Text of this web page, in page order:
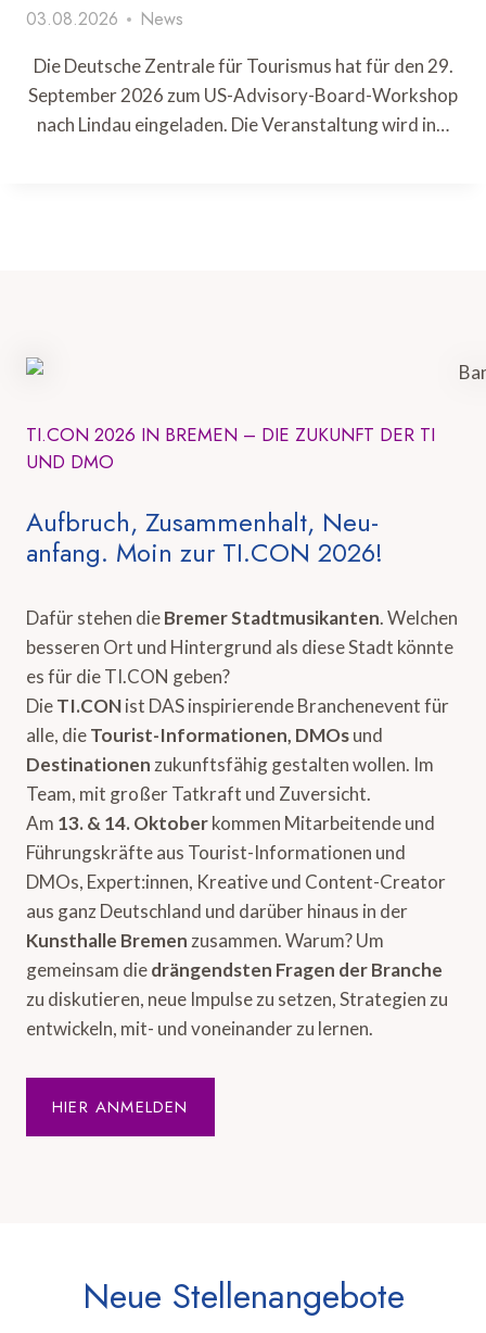
03.08.2026 News
Die Deutsche Zentrale für Tourismus hat für den 29.
September 2026 zum US-Advisory-Board-Workshop
nach Lindau eingeladen. Die Veranstaltung wird in…
TI.CON 2026 IN BREMEN – DIE ZUKUNFT DER TI
UND DMO
Aufbruch, Zusammenhalt, Neu-
anfang. Moin zur TI.CON 2026!
Dafür stehen dieBremer Stadtmusikanten. Welchen
besseren Ort und Hintergrund als diese Stadt könnte
es für die TI.CON geben?
DieTI.CONist DAS inspirierende Branchenevent für
alle, dieTourist-Informationen, DMOsund
Destinationen zukunftsfähig gestalten wollen. Im
Team, mit großer Tatkraft und Zuversicht.
Am 13. & 14. Oktoberkommen Mitarbeitende und
Führungskräfte aus Tourist-Informationen und
DMOs, Expert:innen, Kreative und Content-Creator
aus ganz Deutschland und darüber hinaus in der
Kunsthalle Bremen zusammen. Warum? Um
gemeinsam diedrängendsten Fragen der Branche
zu diskutieren, neue Impulse zu setzen, Strategien zu
entwickeln, mit- und voneinander zu lernen.
HIER ANMELDEN
Neue Stellenangebote